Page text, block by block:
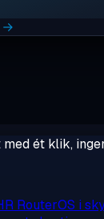
→
ét klik,
RouterOS i